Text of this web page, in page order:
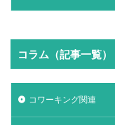
コラム（記事一覧）
コワーキング関連